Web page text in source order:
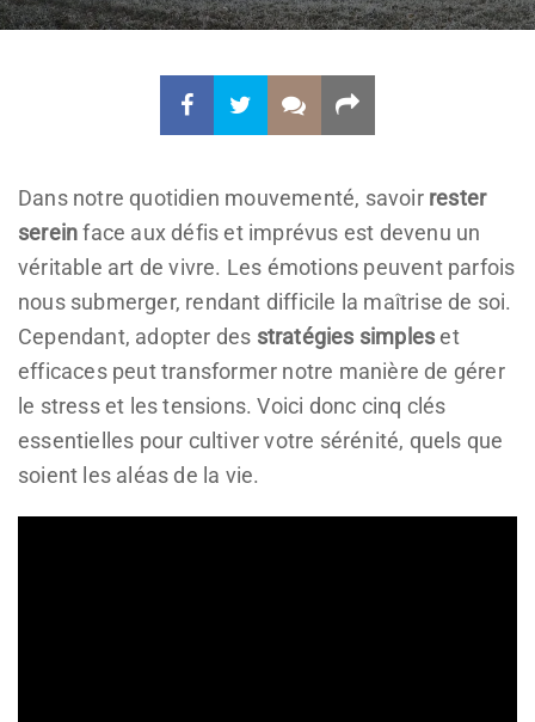
Dans notre quotidien mouvementé, savoir rester
sereinface aux défis et imprévus est devenu un
véritable art de vivre. Les émotions peuvent parfois
nous submerger, rendant difficile la maîtrise de soi.
Cependant, adopter des stratégies simpleset
efficaces peut transformer notre manière de gérer
le stress et les tensions. Voici donc cinq clés
essentielles pour cultiver votre sérénité, quels que
soient les aléas de la vie.